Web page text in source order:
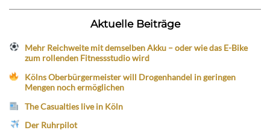
Aktuelle Beiträge
Mehr Reichweite mit demselben Akku – oder wie das E-Bike
zum rollenden Fitnessstudio wird
Kölns Oberbürgermeister will Drogenhandel in geringen
Mengen noch ermöglichen
The Casualties live in Köln
Der Ruhrpilot